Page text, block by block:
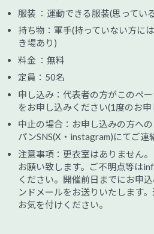
服装 ：運動できる服装(思ってい
持ち物：軍手(持っていない方に
き場あり)
料金 ：無料
定員：50名
申し込み：代表者の方がこのペ
をお申し込みください(1度のお
中止の場合：お申し込みの方へ
パンSNS(X・instagram)にてご連
注意事項：更衣室はありません
お願い致します。ご不明点等は
ください。開催前日までにお申
ンドメールをお送りいたします
お気を付けください。